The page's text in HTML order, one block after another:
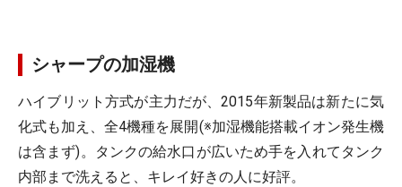
シャープの加湿機
ハイブリット方式が主力だが、2015年新製品は新たに気
化式も加え、全4機種を展開(※加湿機能搭載イオン発生機
は含まず)。タンクの給水口が広いため手を入れてタンク
内部まで洗えると、キレイ好きの人に好評。